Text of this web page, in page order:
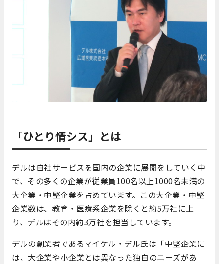
「ひとり情シス」とは
デルは自社サービスを国内の企業に展開をしていく中
で、その多くの企業が従業員100名以上1000名未満の
大企業・中堅企業を占めています。この大企業・中堅
企業数は、教育・医療系企業を除くと約5万社に上
り、デルはその内約3万社を担当しています。
デルの創業者であるマイケル・デル氏は「中堅企業に
は、大企業や小企業とは異なった独自のニーズがあ